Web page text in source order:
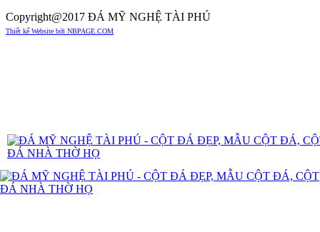
Copyright@2017 ĐÁ MỸ NGHỆ TÀI PHÚ
Thiết kế Website bởi NBPAGE.COM